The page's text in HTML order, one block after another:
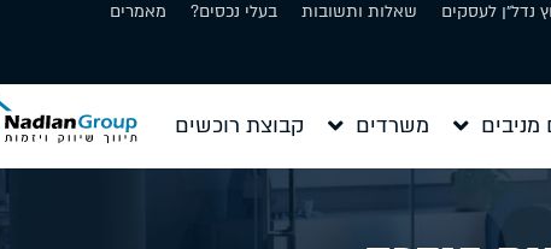
נדל״ן לעסקים שאלות ותשובות בעלי נכסים?
מאמרים
מניבים משרדים קבוצת רוכשים